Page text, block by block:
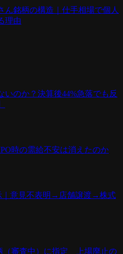
ん銘柄の構造｜仕手相場で個人
理由
いのか？決算後44%急落でも反
時の需給不安は消えたのか
｜意見不表明→店舗譲渡→株式
（審査中）に指定 上場廃止の